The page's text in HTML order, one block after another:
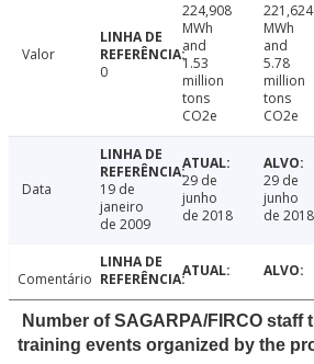
Valor
0
224,908
MWh
and
1.53
million
tons
CO2e
221,624
MWh
and
5.78
million
tons
CO2e
Data
19 de
janeiro
de 2009
29 de
junho
de 2018
29 de
junho
de 2018
Comentário
Number of SAGARPA/FIRCO staff
training events organized by the